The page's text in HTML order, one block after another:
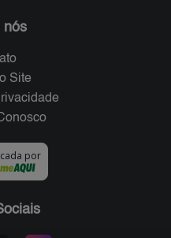
nós
Site
por